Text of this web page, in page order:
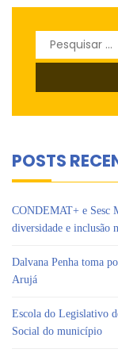
Pesquisar
POSTS
CONDEMAT+ e Sesc
diversidade e inclusão
Dalvana Penha toma
Arujá
Escola do Legislativo
Social do município